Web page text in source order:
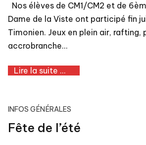
Nos élèves de CM1/CM2 et de
Dame de la Viste ont participé fin
Timonien. Jeux en plein air, rafting,
accrobranche…
Lire la suite ...
INFOS GÉNÉRALES
Fête de l’été